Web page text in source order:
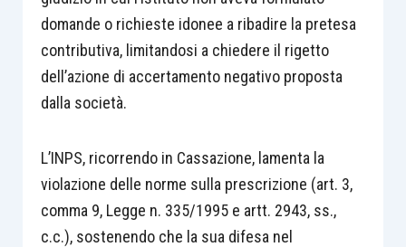
domande o richieste idonee a ribadire la pretesa
contributiva, limitandosi a chiedere il rigetto
dell’azione di accertamento negativo proposta
dalla società.
L’INPS, ricorrendo in Cassazione, lamenta la
violazione delle norme sulla prescrizione (art. 3,
comma 9, Legge n. 335/1995 e artt. 2943, ss.,
c.c.), sostenendo che la sua difesa nel